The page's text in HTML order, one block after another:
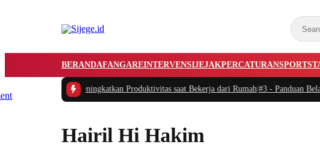
BERANDAFANGAREINTERVENSIJEJAKPERCATURAN
Waktu dan Meningkatkan Produktivitas saat Bekerja dari Rumah|#3 -Panduan Belanja
Hairil Hi Hakim